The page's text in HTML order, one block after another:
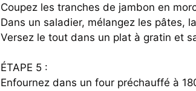
Coupez les tranches de jambon en
Dans un saladier, mélangez les pâtes,
Versez le tout dans un plat à gratin et
ÉTAPE 5 :
Enfournez dans un four préchauffé à